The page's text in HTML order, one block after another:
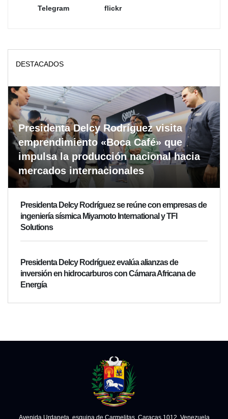
Telegram flickr
DESTACADOS
Presidenta Delcy Rodríguez visita
emprendimiento «Boca Café» que
impulsa la producción nacional hacia
mercados internacionales
Presidenta Delcy Rodríguez se reúne con empresas de
ingeniería sísmica Miyamoto International y TFI
Solutions
Presidenta Delcy Rodríguez evalúa alianzas de
inversión en hidrocarburos con Cámara Africana de
Energía
Avenida Urdaneta, esquina de Carmelitas. Caracas 1012, Venezuela